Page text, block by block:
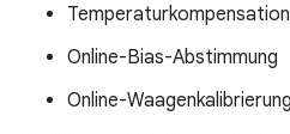
Temperaturkompensation
Online-Bias-Abstimmung
Online-Waagenkalibrierung